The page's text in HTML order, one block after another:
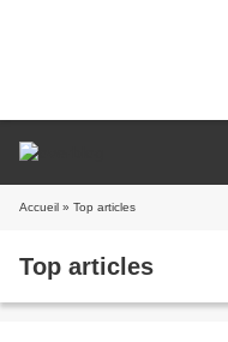
Accueil » Top articles
Top articles